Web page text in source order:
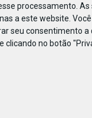
processamento.
a este website.
seu consentimento
clicando no botão